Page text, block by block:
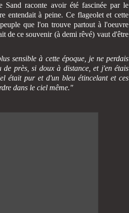
Sand raconte avoir été fascinée par le
entendait à peine. Ce flageolet et cette
que l'on trouve partout à l'oeuvre
de ce souvenir (à demi rêvé) vaut d'être
sensible à cette époque, je ne perdais
près, si doux à distance, et j'en étais
était pur et d'un bleu étincelant et ces
dans le ciel même."